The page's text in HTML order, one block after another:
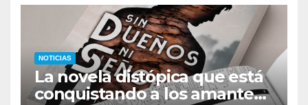
NOTICIAS
La novela distópica que está
conquistando a los amantes